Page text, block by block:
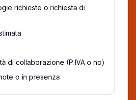
richieste o richiesta di
di collaborazione (P.IVA o no)
o in presenza